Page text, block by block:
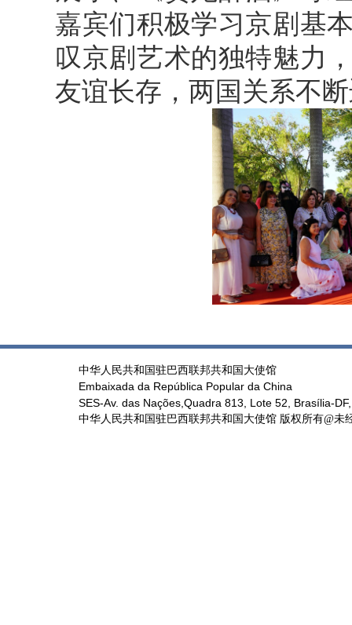
嘉宾们积极学习京剧基
叹京剧艺术的独特魅力
友谊长存，两国关系不
中华人民共和国驻巴西联邦共和国大使馆
Embaixada da República Popular da China
SES-Av. das Nações,Quadra 813, Lote 52, Brasília-
中华人民共和国驻巴西联邦共和国大使馆 版权所有@未